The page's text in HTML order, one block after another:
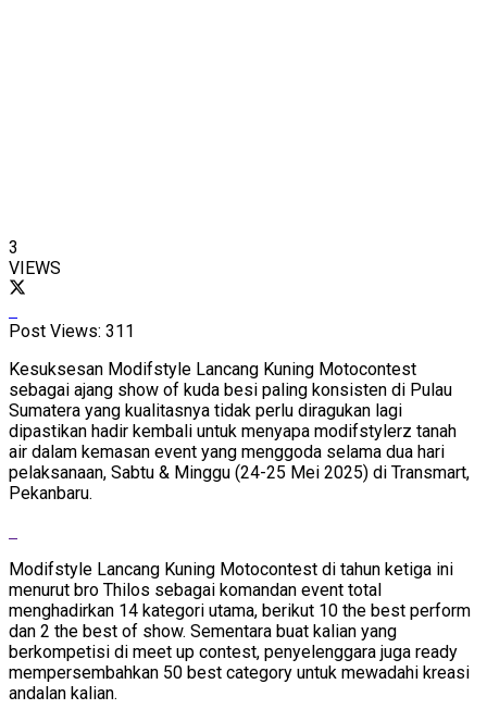
3
VIEWS
Post Views: 311
Kesuksesan Modifstyle Lancang Kuning Motocontest
sebagai ajang show of kuda besi paling konsisten di Pulau
Sumatera yang kualitasnya tidak perlu diragukan lagi
dipastikan hadir kembali untuk menyapa modifstylerz tanah
air dalam kemasan event yang menggoda selama dua hari
pelaksanaan, Sabtu & Minggu (24-25 Mei 2025) di Transmart,
Pekanbaru.
Modifstyle Lancang Kuning Motocontest di tahun ketiga ini
menurut bro Thilos sebagai komandan event total
menghadirkan 14 kategori utama, berikut 10 the best perform
dan 2 the best of show. Sementara buat kalian yang
berkompetisi di meet up contest, penyelenggara juga ready
mempersembahkan 50 best category untuk mewadahi kreasi
andalan kalian.